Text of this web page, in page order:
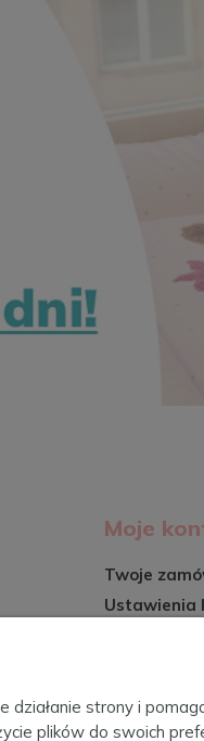
Moje
Twoje
Ustawienia
działanie strony i
plików do swoich